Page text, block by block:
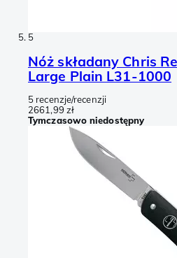
5
Nóż składany Chris
Large Plain L31-1000
5 recenzje/recenzji
2661,99 zł
Tymczasowo niedostępny